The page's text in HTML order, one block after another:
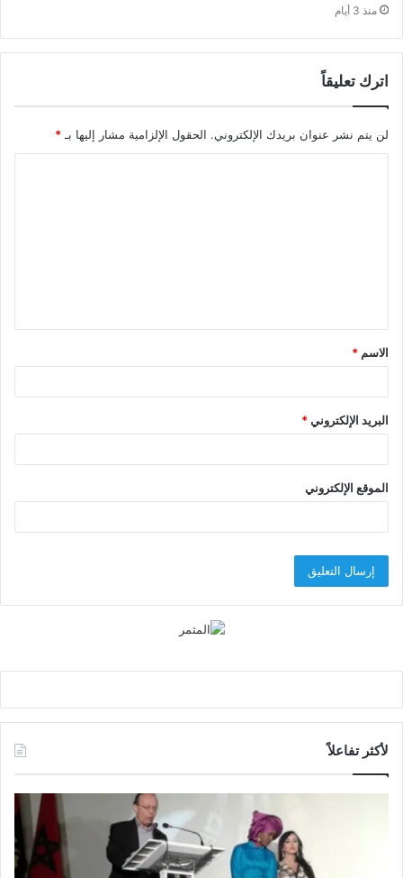
منذ 3 أيام
اترك تعليقاً
لن يتم نشر عنوان بريدك الإلكتروني. الحقول الإلزامية مشار إليها بـ*
ق
*
الاسم *
البريد الإلكتروني*
الموقع الإلكتروني
لأكثر تفاعلاً